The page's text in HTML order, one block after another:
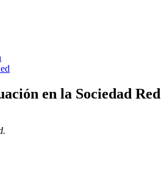
en la Sociedad Red